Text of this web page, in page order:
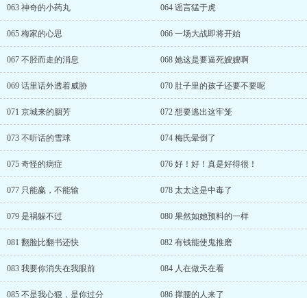
063 神奇的小药丸 064 谣言猛于虎
065 梅家的心思 066 一场大战即将开始
067 不胫而走的消息 068 她这是要逼死嫂嫂啊
069 话里话外透着威胁 070 肚子里的孩子还要不要呢
071 京城来的胭芳 072 想要逃出这牢笼
073 不听话的雪球 074 梅氏晕倒了
075 奇怪的病症 076 好！好！真是好得很！
077 只能赢，不能输 078 太太这是中毒了
079 是祸躲不过 080 果然如她预料的一样
081 翻脸比翻书还快 082 有钱能使鬼推磨
083 我要你消失在我眼前 084 人在做天在看
085 不是我心狠，是你过分 086 撑腰的人来了